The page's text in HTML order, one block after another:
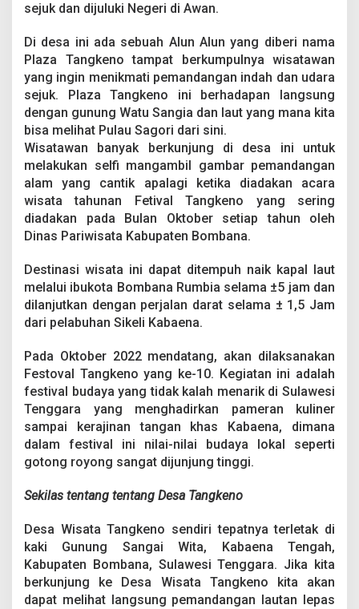
a
F
e
s
t
i
v
T
a
n
g
k
e
n
k
-
1
0
sejuk dan dijuluki Negeri di Awan.
Di desa ini ada sebuah Alun Alun yang diberi nama
Plaza Tangkeno tampat berkumpulnya wisatawan
yang ingin menikmati pemandangan indah dan udara
sejuk. Plaza Tangkeno ini berhadapan langsung
dengan gunung Watu Sangia dan laut yang mana kita
bisa melihat Pulau Sagori dari sini.
Wisatawan banyak berkunjung di desa ini untuk
melakukan selfi mangambil gambar pemandangan
alam yang cantik apalagi ketika diadakan acara
wisata tahunan Fetival Tangkeno yang sering
diadakan pada Bulan Oktober setiap tahun oleh
Dinas Pariwisata Kabupaten Bombana.
Destinasi wisata ini dapat ditempuh naik kapal laut
melalui ibukota Bombana Rumbia selama ±5 jam dan
dilanjutkan dengan perjalan darat selama ± 1,5 Jam
dari pelabuhan Sikeli Kabaena.
Pada Oktober 2022 mendatang, akan dilaksanakan
Festoval Tangkeno yang ke-10. Kegiatan ini adalah
festival budaya yang tidak kalah menarik di Sulawesi
Tenggara yang menghadirkan pameran kuliner
sampai kerajinan tangan khas Kabaena, dimana
dalam festival ini nilai-nilai budaya lokal seperti
gotong royong sangat dijunjung tinggi.
Sekilas tentang tentang Desa Tangkeno
Desa Wisata Tangkeno sendiri tepatnya terletak di
kaki Gunung Sangai Wita, Kabaena Tengah,
Kabupaten Bombana, Sulawesi Tenggara. Jika kita
berkunjung ke Desa Wisata Tangkeno kita akan
dapat melihat langsung pemandangan lautan lepas